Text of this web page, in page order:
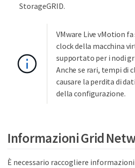
StorageGRID.
VMware Live vMotion
clock della macchina
supportato per i nodi
Anche se rari, tempi di
causare la perdita di
della configurazione.
Informazioni Grid
È necessario raccogliere